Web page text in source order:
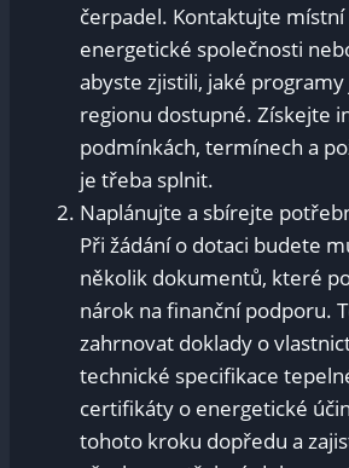
čerpadel. Kontaktujte místní
energetické společnosti
abyste zjistili, jaké
regionu dostupné. Získejte
podmínkách, termínech a
je třeba splnit.
Naplánujte a sbírejte
Při žádání o dotaci budete
několik dokumentů, které
nárok na finanční podporu.
zahrnovat doklady o
technické specifikace
certifikáty o energetické
tohoto kroku dopředu a